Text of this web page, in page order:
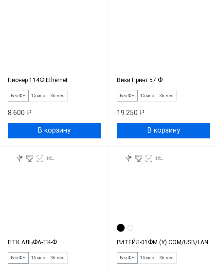
Пионер 114Ф Ethernet
Без ФН 15 мес 36 мес
8 600 ₽
В корзину
Вики Принт 57 Ф
Без ФН 15 мес 36 мес
19 250 ₽
В корзину
ПТК АЛЬФА-TK-Ф
Без ФН 15 мес 36 мес
РИТЕЙЛ-01ФМ (У) COM/USB/LAN
Без ФН 15 мес 36 мес